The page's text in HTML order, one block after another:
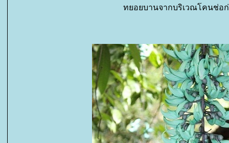
ทยอยบานจากบริเวณโคนช่อ